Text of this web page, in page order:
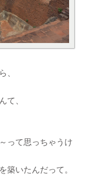
、
て、
って思っちゃうけ
築いたんだって。